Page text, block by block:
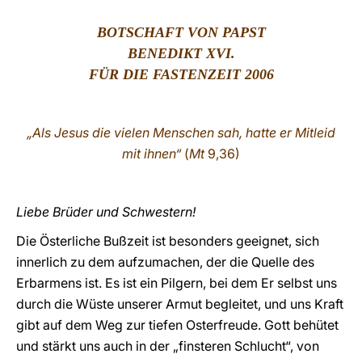
中文
BOTSCHAFT VON PAPST
BENEDIKT XVI.
FÜR DIE FASTENZEIT 2006
„Als Jesus die vielen Menschen sah, hatte er Mitleid
mit ihnen“ (Mt 9,36)
Liebe Brüder und Schwestern!
Die Österliche Bußzeit ist besonders geeignet, sich
innerlich zu dem aufzumachen, der die Quelle des
Erbarmens ist. Es ist ein Pilgern, bei dem Er selbst uns
durch die Wüste unserer Armut begleitet, und uns Kraft
gibt auf dem Weg zur tiefen Osterfreude. Gott behütet
und stärkt uns auch in der „finsteren Schlucht“, von